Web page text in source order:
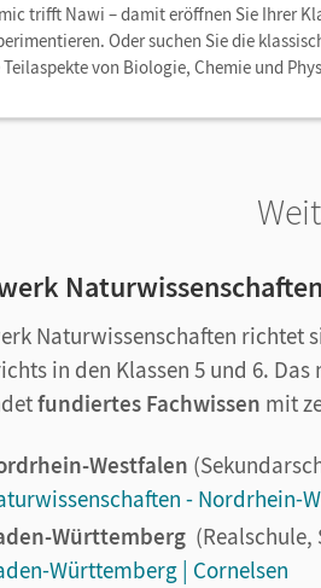
trifft Nawi – damit eröffnen Sie Ihrer
Oder suchen Sie die
von Biologie, Chemie und
Naturwissenschaften
Naturwissenschaften richtet
in den Klassen 5 und 6. Das
fundiertes Fachwissen mit
Westfalen
- Nordrhein-
Württemberg (Realschule,
Württemberg | Cornelsen